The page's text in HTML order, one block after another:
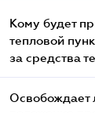
Кому будет
тепловой
за средства
Освобождает